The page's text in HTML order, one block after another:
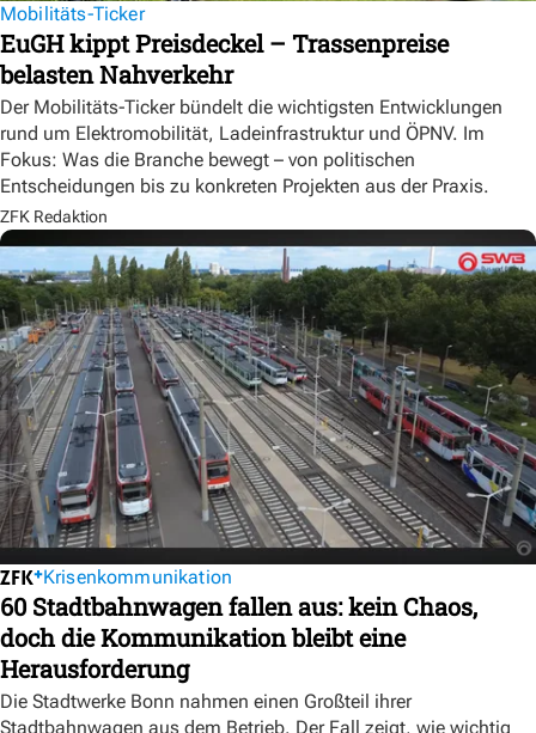
Mobilitäts-Ticker
EuGH kippt Preisdeckel – Trassenpreise
belasten Nahverkehr
Der Mobilitäts-Ticker bündelt die wichtigsten Entwicklungen
rund um Elektromobilität, Ladeinfrastruktur und ÖPNV. Im
Fokus: Was die Branche bewegt – von politischen
Entscheidungen bis zu konkreten Projekten aus der Praxis.
ZFK Redaktion
Krisenkommunikation
60 Stadtbahnwagen fallen aus: kein Chaos,
doch die Kommunikation bleibt eine
Herausforderung
Die Stadtwerke Bonn nahmen einen Großteil ihrer
Stadtbahnwagen aus dem Betrieb. Der Fall zeigt, wie wichtig